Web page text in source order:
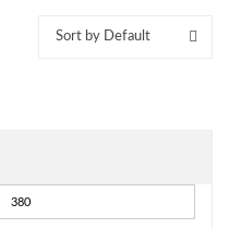
Sort by Default